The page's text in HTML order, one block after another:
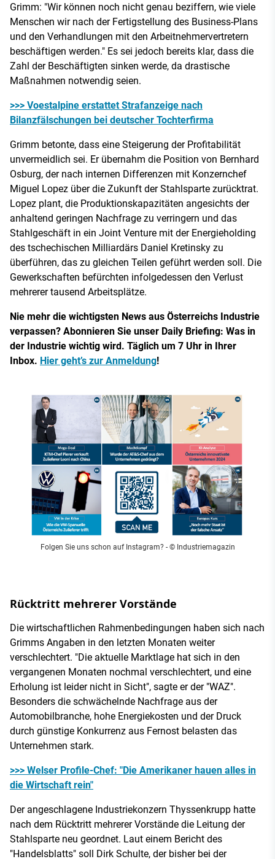
Grimm: "Wir können noch nicht genau beziffern, wie viele
Menschen wir nach der Fertigstellung des Business-Plans
und den Verhandlungen mit den Arbeitnehmervertretern
beschäftigen werden." Es sei jedoch bereits klar, dass die
Zahl der Beschäftigten sinken werde, da drastische
Maßnahmen notwendig seien.
>>> Voestalpine erstattet Strafanzeige nach
Bilanzfälschungen bei deutscher Tochterfirma
Grimm betonte, dass eine Steigerung der Profitabilität
unvermeidlich sei. Er übernahm die Position von Bernhard
Osburg, der nach internen Differenzen mit Konzernchef
Miguel Lopez über die Zukunft der Stahlsparte zurücktrat.
Lopez plant, die Produktionskapazitäten angesichts der
anhaltend geringen Nachfrage zu verringern und das
Stahlgeschäft in ein Joint Venture mit der Energieholding
des tschechischen Milliardärs Daniel Kretinsky zu
überführen, das zu gleichen Teilen geführt werden soll. Die
Gewerkschaften befürchten infolgedessen den Verlust
mehrerer tausend Arbeitsplätze.
Nie mehr die wichtigsten News aus Österreichs Industrie
verpassen? Abonnieren Sie unser Daily Briefing: Was in
der Industrie wichtig wird. Täglich um 7 Uhr in Ihrer
Inbox. Hier geht’s zur Anmeldung!
Folgen Sie uns schon auf Instagram?- © Industriemagazin
Rücktritt mehrerer Vorstände
Die wirtschaftlichen Rahmenbedingungen haben sich nach
Grimms Angaben in den letzten Monaten weiter
verschlechtert. "Die aktuelle Marktlage hat sich in den
vergangenen Monaten nochmal verschlechtert, und eine
Erholung ist leider nicht in Sicht", sagte er der "WAZ".
Besonders die schwächelnde Nachfrage aus der
Automobilbranche, hohe Energiekosten und der Druck
durch günstige Konkurrenz aus Fernost belasten das
Unternehmen stark.
>>> Welser Profile-Chef: "Die Amerikaner hauen alles in
die Wirtschaft rein"
Der angeschlagene Industriekonzern Thyssenkrupp hatte
nach dem Rücktritt mehrerer Vorstände die Leitung der
Stahlsparte neu geordnet. Laut einem Bericht des
"Handelsblatts" soll Dirk Schulte, der bisher bei der